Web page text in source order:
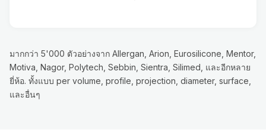
มากกว่า 5'000 ตัวอย่างจาก Allergan, Arion, Eurosilicone, Mentor,
Motiva, Nagor, Polytech, Sebbin, Sientra, Silimed, และอีกหลาย
ยี่ห้อ. ทั้งแบบ per volume, profile, projection, diameter, surface,
และอื่นๆ